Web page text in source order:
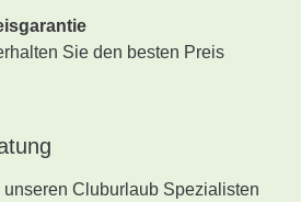
Sie den besten Preis
unseren Cluburlaub Spezialisten